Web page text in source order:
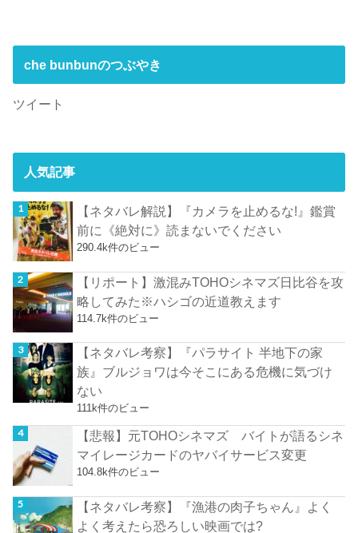
che bunbunのつぶやき
ツイート
人気記事
【ネタバレ解説】『カメラを止めるな!』鑑賞
前に《絶対に》読まないでください
290.4k件のビュー
【リポート】激混みTOHOシネマズ日比谷を攻
略してみた※ハシゴの近道教えます
114.7k件のビュー
【ネタバレ考察】『パラサイト 半地下の家
族』ブルジョワは今そこにある危機に気づけ
ない
111k件のビュー
【悲報】元TOHOシネマズ バイトが語るシネ
マイレージカードのヤバイサービス変更
104.8k件のビュー
【ネタバレ考察】『漁港の肉子ちゃん』よく
よく考えたら恐ろしい映画では?